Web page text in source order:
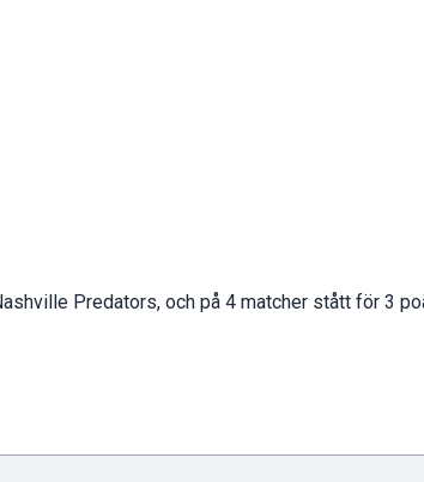
Predators, och på 4 matcher stått för 3